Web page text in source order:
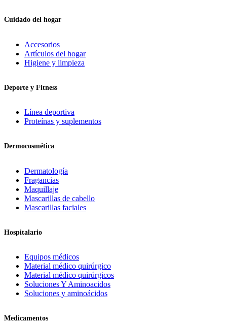
Cuidado del hogar
Accesorios
Artículos del hogar
Higiene y limpieza
Deporte y Fitness
Línea deportiva
Proteínas y suplementos
Dermocosmética
Dermatología
Fragancias
Maquillaje
Mascarillas de cabello
Mascarillas faciales
Hospitalario
Equipos médicos
Material médico quirúrgico
Material médico quirúrgicos
Soluciones Y Aminoacidos
Soluciones y aminoácidos
Medicamentos